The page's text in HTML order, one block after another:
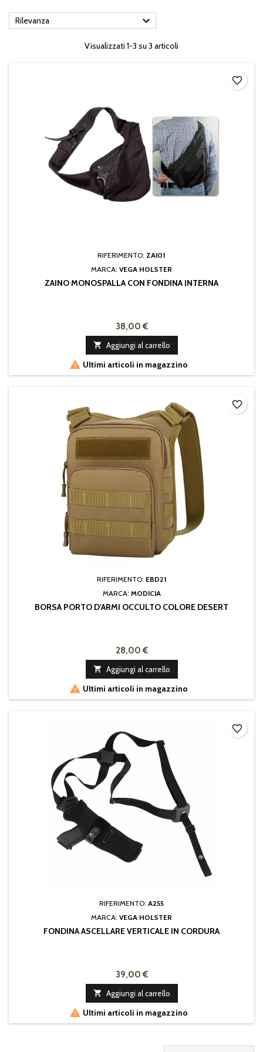
Rilevanza 
Visualizzati 1-3 su 3 articoli
RIFERIMENTO: ZAI01
MARCA: VEGA HOLSTER
ZAINO MONOSPALLA CON FONDINA INTERNA
38,00 €
 Aggiungi al carrello
 Ultimi articoli in magazzino
favorite_border
RIFERIMENTO: EBD21
MARCA: MODICIA
BORSA PORTO D'ARMI OCCULTO COLORE DESERT
28,00 €
 Aggiungi al carrello
 Ultimi articoli in magazzino
favorite_border
RIFERIMENTO: A255
MARCA: VEGA HOLSTER
FONDINA ASCELLARE VERTICALE IN CORDURA
39,00 €
 Aggiungi al carrello
 Ultimi articoli in magazzino
favorite_border